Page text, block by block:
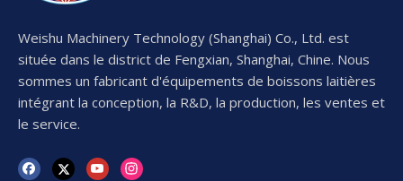
Weishu Machinery Technology (Shanghai) Co., Ltd. est
située dans le district de Fengxian, Shanghai, Chine. Nous
sommes un fabricant d'équipements de boissons laitières
intégrant la conception, la R&D, la production, les ventes et
le service.